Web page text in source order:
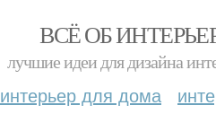
ВСЁ ОБ
лучшие идеи для дизайна
интерьер для дома